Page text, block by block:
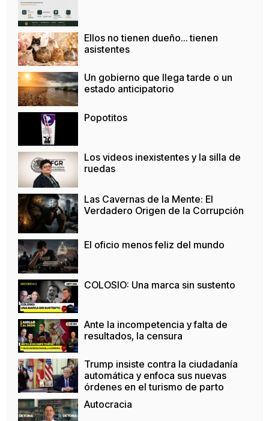
Ellos no tienen dueño… tienen
asistentes
Un gobierno que llega tarde o un
estado anticipatorio
Popotitos
Los videos inexistentes y la silla de
ruedas
Las Cavernas de la Mente: El
Verdadero Origen de la Corrupción
El oficio menos feliz del mundo
COLOSIO: Una marca sin sustento
Ante la incompetencia y falta de
resultados, la censura
Trump insiste contra la ciudadanía
automática y enfoca sus nuevas
órdenes en el turismo de parto
Autocracia